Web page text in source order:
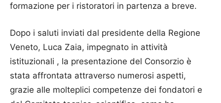
formazione per i ristoratori in partenza a breve.
Dopo i saluti inviati dal presidente della Regione
Veneto, Luca Zaia, impegnato in attività
istituzionali , la presentazione del Consorzio è
stata affrontata attraverso numerosi aspetti,
grazie alle molteplici competenze dei fondatori e